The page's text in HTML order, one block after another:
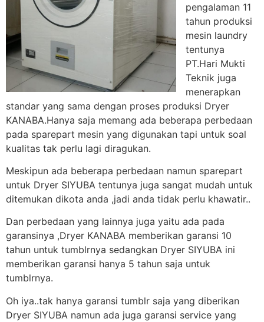
pengalaman 11
tahun produksi
mesin laundry
tentunya
PT.Hari Mukti
Teknik juga
menerapkan
standar yang sama dengan proses produksi Dryer
KANABA.Hanya saja memang ada beberapa perbedaan
pada sparepart mesin yang digunakan tapi untuk soal
kualitas tak perlu lagi diragukan.
Meskipun ada beberapa perbedaan namun sparepart
untuk Dryer SIYUBA tentunya juga sangat mudah untuk
ditemukan dikota anda ,jadi anda tidak perlu khawatir..
Dan perbedaan yang lainnya juga yaitu ada pada
garansinya ,Dryer KANABA memberikan garansi 10
tahun untuk tumblrnya sedangkan Dryer SIYUBA ini
memberikan garansi hanya 5 tahun saja untuk
tumblrnya.
Oh iya..tak hanya garansi tumblr saja yang diberikan
Dryer SIYUBA namun ada juga garansi service yang